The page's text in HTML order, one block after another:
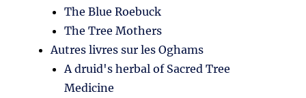
The Blue Roebuck
The Tree Mothers
Autres livres sur les Oghams
A druid's herbal of Sacred Tree
Medicine